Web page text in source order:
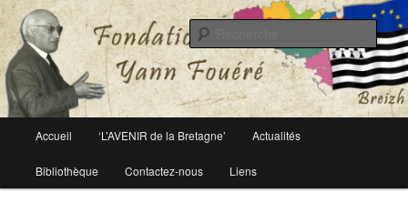
Fondation Yann Fouéré
Le site officiel de la fondation Yann Fouéré
principal
Aller
au
Accueil ‘L’AVENIR de la Bretagne’ Actualités
Bibliothèque Contactez-nous Liens